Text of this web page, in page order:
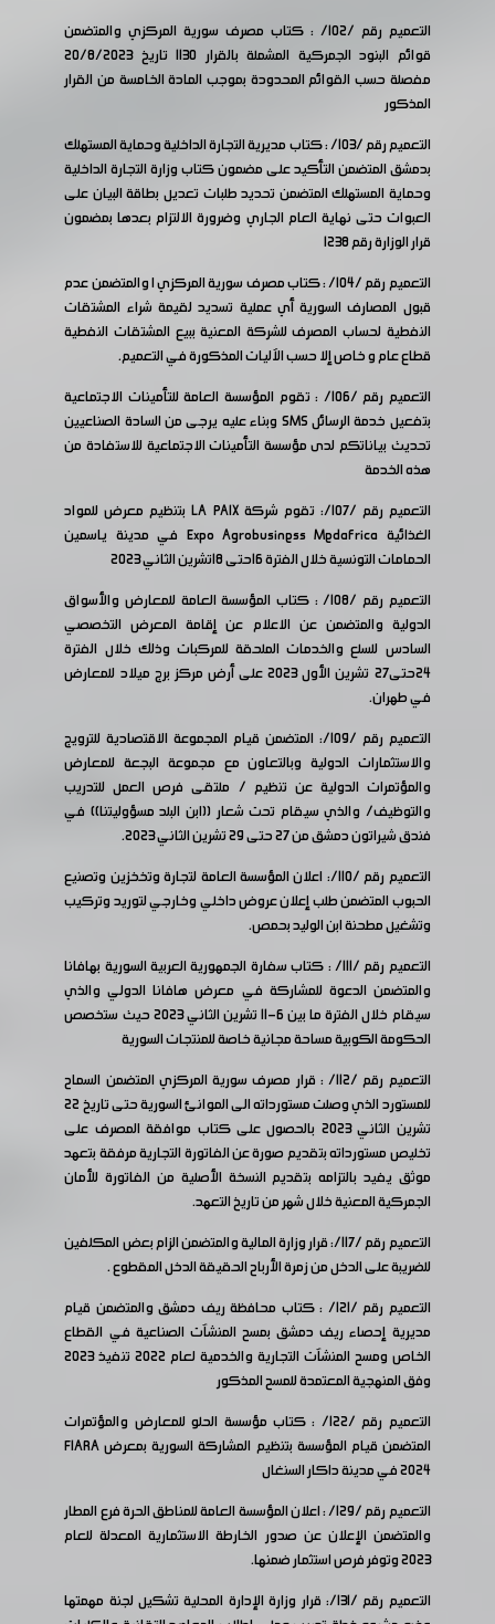
التعميم رقم /102/ : كتاب مصرف سورية المركزي والمتضمن
قوائم البنود الجمركية المشملة بالقرار 1130 تاريخ 20/8/2023
مفصلة حسب القوائم المحدودة بموجب المادة الخامسة من القرار
المذكور
التعميم رقم /103/ : كتاب مديرية التجارة الداخلية وحماية المستهلك
بدمشق المتضمن التأكيد على مضمون كتاب وزارة التجارة الداخلية
وحماية المستهلك المتضمن تحديد طلبات تعديل بطاقة البيان على
العبوات حتى نهاية العام الجاري وضرورة الالتزام بعدها بمضمون
قرار الوزارة رقم 1238
التعميم رقم /104/ : كتاب مصرف سورية المركزي ا والمتضمن عدم
قبول المصارف السورية أي عملية تسديد لقيمة شراء المشتقات
النفطية لحساب المصرف للشركة المعنية ببيع المشتقات النفطية
قطاع عام و خاص إلا حسب الآليات المذكورة في التعميم.
التعميم رقم /106/ : تقوم المؤسسة العامة للتأمينات الاجتماعية
بتفعيل خدمة الرسائل SMS وبناء عليه يرجى من السادة الصناعيين
تحديث بياناتكم لدى مؤسسة التأمينات الاجتماعية للاستفادة من
هذه الخدمة
التعميم رقم /107/: تقوم شركة LA PAIX بتنظيم معرض للمواد
الغذائية Expo Agrobusiness Medafrica في مدينة ياسمين
الحمامات التونسية خلال الفترة 16حتى 18تشرين الثاني 2023
التعميم رقم /108/ : كتاب المؤسسة العامة للمعارض والأسواق
الدولية والمتضمن عن الاعلام عن إقامة المعرض التخصصي
السادس للسلع والخدمات الملحقة للمركبات وذلك خلال الفترة
24حتى27 تشرين الأول 2023 على أرض مركز برج ميلاد للمعارض
في طهران.
التعميم
رقم /109/: المتضمن قيام المجموعة الاقتصادية للترويج
والاستثمارات الدولية وبالتعاون مع مجموعة البجعة للمعارض
والمؤتمرات الدولية عن تنظيم / ملتقى فرص العمل للتدريب
والتوظيف/ والذي سيقام تحت شعار ((ابن البلد مسؤوليتنا)) في
فندق شيراتون دمشق من 27 حتى 29 تشرين الثاني 2023.
التعميم رقم /110/: اعلان المؤسسة العامة لتجارة وتخخزين وتصنيع
الحبوب المتضمن طلب إعلان عروض داخلي وخارجي لتوريد وتركيب
وتشغيل مطحنة ابن الوليد بحمص.
التعميم رقم /111/ : كتاب سفارة الجمهورية العربية السورية بهافانا
والمتضمن الدعوة للمشاركة في معرض هافانا الدولي والذي
سيقام خلال الفترة ما بين 6-11 تشرين الثاني 2023 حيث ستخصص
الحكومة الكوبية مساحة مجانية خاصة للمنتجات السورية
التعميم رقم /112/ : قرار مصرف سورية المركزي المتضمن السماح
للمستورد الذي وصلت مستورداته الى الموانئ السورية حتى تاريخ 22
تشرين الثاني 2023 بالحصول على كتاب موافقة المصرف على
تخليص مستورداته بتقديم صورة عن الفاتورة التجارية مرفقة بتعهد
موثق يفيد بالتزامه بتقديم النسخة الأصلية من الفاتورة للأمان
الجمركية المعنية خلال شهر من تاريخ التعهد.
التعميم رقم /117/: قرار وزارة المالية والمتضمن الزام بعض المكلفين
للضريبة على الدخل من زمرة الأرباح الحقيقة الدخل المقطوع .
التعميم رقم /121/ : كتاب محافظة ريف دمشق والمتضمن قيام
مديرية إحصاء ريف دمشق بمسح المنشآت الصناعية في القطاع
الخاص ومسح المنشآت التجارية والخدمية لعام 2022 تنفيذ 2023
وفق المنهجية المعتمدة للمسح المذكور
التعميم رقم /122/ : كتاب مؤسسة الحلو للمعارض والمؤتمرات
المتضمن قيام المؤسسة بتنظيم المشاركة السورية بمعرض FIARA
2024 في مدينة داكار السنغال
التعميم رقم /129/ : اعلان المؤسسة العامة للمناطق الحرة فرع المطار
والمتضمن الإعلان عن صدور الخارطة الاستثمارية المعدلة للعام
2023 وتوفر فرص استثمار ضمنها.
التعميم رقم /131/: قرار وزارة الإدارة المحلية تشكيل لجنة مهمتها